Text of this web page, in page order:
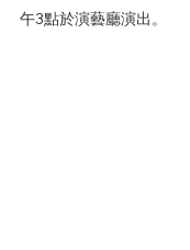
午3點於演藝廳演出。